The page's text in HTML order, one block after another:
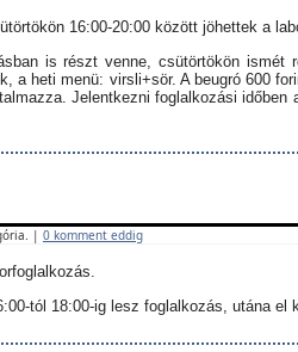
16:00-20:00 között jöhettek a
is részt venne, csütörtökön ismét
a heti menü: virsli+sör. A beugró 600
Jelentkezni foglalkozási időben
| 0 komment eddig
tól 18:00-ig lesz foglalkozás, utána el